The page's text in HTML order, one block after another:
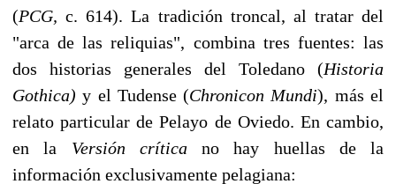
(PCG,c. 614). La tradición troncal, al tratar del
"arca de las reli­quias", combina tres fuentes: las
dos historias generales del Toledano (Historia
Gothica)y el Tudense (Chronicon Mundi), más el
relato particular de Pelayo de Oviedo. En cambio,
en la Versión crítica no hay huellas de la
información exclusi­vamente pelagiana: